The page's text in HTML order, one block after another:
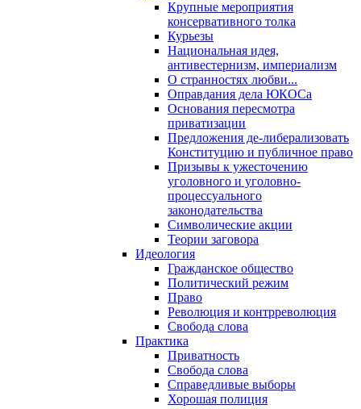
Крупные мероприятия
консервативного толка
Курьезы
Национальная идея,
антивестернизм, империализм
О странностях любви...
Оправдания дела ЮКОСа
Основания пересмотра
приватизации
Предложения де-либерализовать
Конституцию и публичное право
Призывы к ужесточению
уголовного и уголовно-
процессуального
законодательства
Символические акции
Теории заговора
Идеология
Гражданское общество
Политический режим
Право
Революция и контрреволюция
Свобода слова
Практика
Приватность
Свобода слова
Справедливые выборы
Хорошая полиция